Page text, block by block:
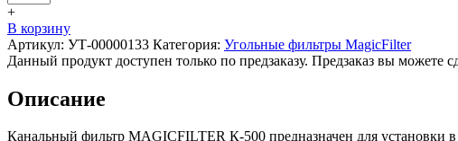
+
В корзину
Артикул: УТ-00000133 Категория: Угольные фильтры MagicFilter
Данный продукт доступен только по предзаказу. Предзаказ вы можете
Описание
Канальный фильтр MAGICFILTER К-500 предназначен для установки